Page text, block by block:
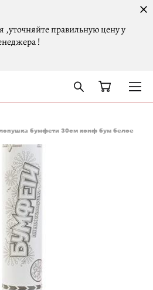
,уточняйте правильную цену у
!
бумфети 30см конф бум белое